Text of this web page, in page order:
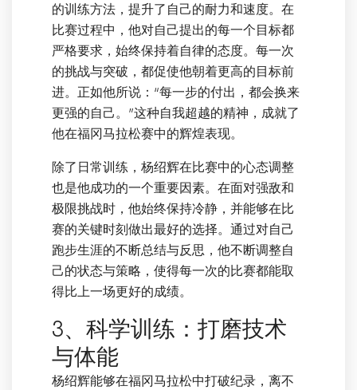
的训练方法，提升了自己的耐力和速度。在
比赛过程中，他对自己提出的每一个目标都
严格要求，始终保持着自律的态度。每一次
的挑战与突破，都促使他朝着更高的目标前
进。正如他所说：“每一步的付出，都会换来
更强的自己。”这种自我超越的精神，成就了
他在福冈马拉松赛中的辉煌表现。
除了日常训练，杨绍辉在比赛中的心态调整
也是他成功的一个重要因素。在面对强敌和
极限挑战时，他始终保持冷静，并能够在比
赛的关键时刻做出最好的选择。通过对自己
跑步生涯的不断总结与反思，他不断调整自
己的状态与策略，使得每一次的比赛都能取
得比上一场更好的成绩。
3、科学训练：打磨技术
与体能
杨绍辉能够在福冈马拉松中打破纪录，离不